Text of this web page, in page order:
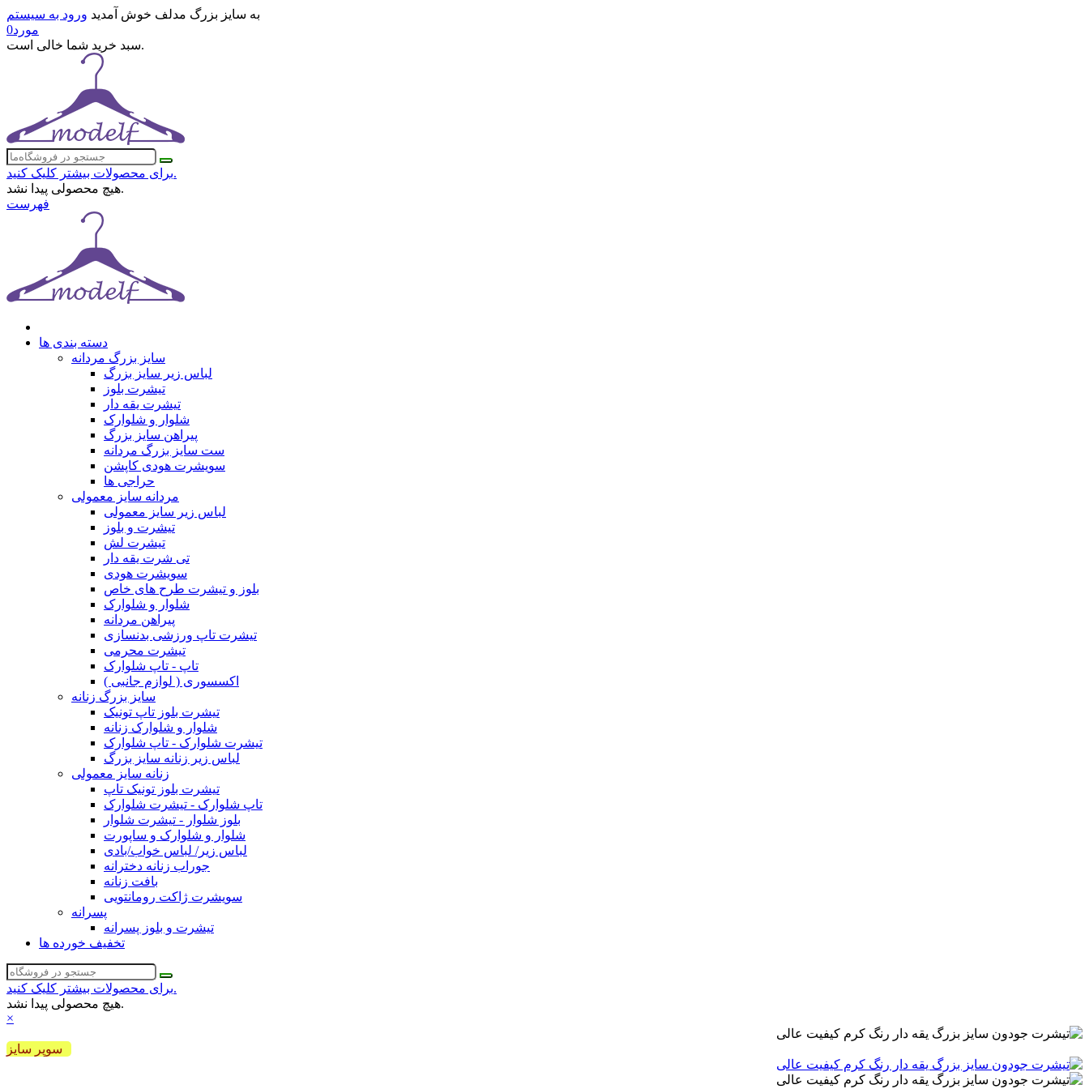
به سایز بزرگ مدلف خوش آمدید ورود به سیستم
0مورد
سبد خرید شما خالی است.
برای محصولات بیشتر کلیک کنید.
هیچ محصولی پیدا نشد.
فهرست
دسته بندی ها
سایز بزرگ مردانه
لباس زیر سایز بزرگ
تیشرت بلوز
تیشرت یقه دار
شلوار و شلوارک
پیراهن سایز بزرگ
ست سایز بزرگ مردانه
سویشرت هودی کاپشن
حراجی ها
مردانه سایز معمولی
لباس زیر سایز معمولی
تیشرت و بلوز
تیشرت لش
تی شرت یقه دار
سویشرت هودی
بلوز و تیشرت طرح های خاص
شلوار و شلوارک
پیراهن مردانه
تیشرت تاپ ورزشی بدنسازی
تیشرت محرمی
تاپ - تاپ شلوارک
اکسسوری ( لوازم جانبی )
سایز بزرگ زنانه
تیشرت بلوز تاپ تونیک
شلوار و شلوارک زنانه
تیشرت شلوارک - تاپ شلوارک
لباس زیر زنانه سایز بزرگ
زنانه سایز معمولی
تیشرت بلوز تونیک تاپ
تاپ شلوارک - تیشرت شلوارک
بلوز شلوار - تیشرت شلوار
شلوار و شلوارک و ساپورت
لباس زیر/ لباس خواب/بادی
جوراب زنانه دخترانه
بافت زنانه
سویشرت ژاکت رومانتویی
پسرانه
تیشرت و بلوز پسرانه
تخفیف خورده ها
برای محصولات بیشتر کلیک کنید.
هیچ محصولی پیدا نشد.
×
سوپر سایز